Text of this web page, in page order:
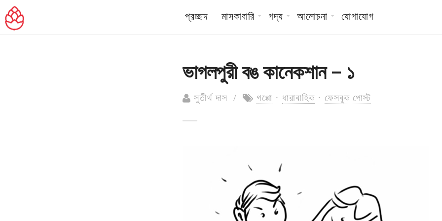
প্রচ্ছদ মাসকাবারি গদ্য আলোচনা যোগাযোগ
ভাগলপুরী বঙ কানেকশান – ১
সুতীর্থ দাস / গপ্পো · ধারাবাহিক· ফেসবুক পোস্ট